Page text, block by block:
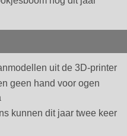
uit de 3D-printer
geen hand voor ogen
kunnen dit jaar twee keer